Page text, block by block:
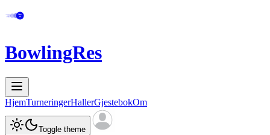
BowlingRes
HjemTurneringerHallerGjestebokOm
Toggle theme